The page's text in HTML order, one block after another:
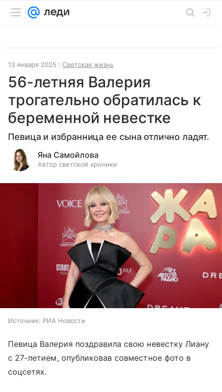
13 января 2025 Светская жизнь
56-летняя Валерия
трогательно обратилась к
беременной невестке
Певица и избранница ее сына отлично ладят.
Яна Самойлова
Автор светской хроники
Источник: РИА Новости
Певица Валерия поздравила свою невестку Лиану
с 27-летием, опубликовав совместное фото в
соцсетях.